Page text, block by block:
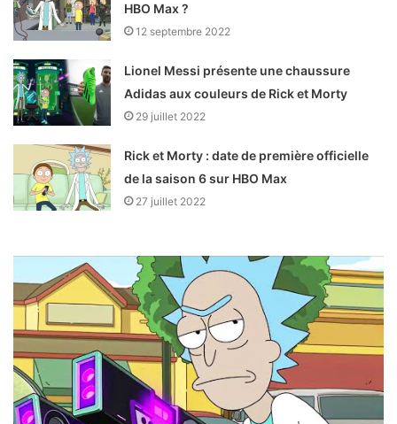
HBO Max ?
12 septembre 2022
Lionel Messi présente une chaussure
Adidas aux couleurs de Rick et Morty
29 juillet 2022
Rick et Morty : date de première officielle
de la saison 6 sur HBO Max
27 juillet 2022